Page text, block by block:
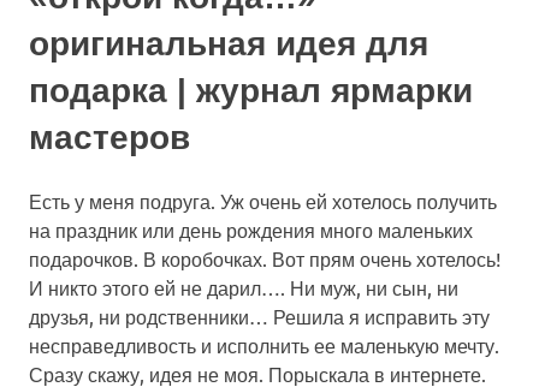
оригинальная идея для
подарка | журнал ярмарки
мастеров
Есть у меня подруга. Уж очень ей хотелось получить
на праздник или день рождения много маленьких
подарочков. В коробочках. Вот прям очень хотелось!
И никто этого ей не дарил…. Ни муж, ни сын, ни
друзья, ни родственники… Решила я исправить эту
несправедливость и исполнить ее маленькую мечту.
Сразу скажу, идея не моя. Порыскала в интернете.